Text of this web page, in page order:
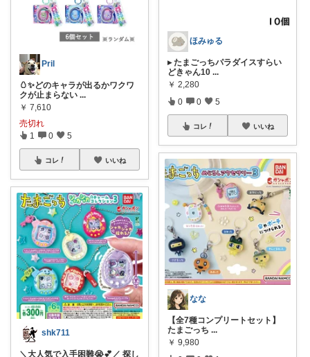
Pril
🥚✨どのキャラが出るかワクワ
クが止まらない ...
￥ 7,610
売切れ
1 0 5
コレ いいね
shk711
＼大人気で入手困難😭💕／ 探し
ほみゅる
▸ たまごっちパラダイスすらい
どきゃん10 ...
￥ 2,280
0 0 5
コレ いいね
なな
【全7種コンプリートセット】
たまごっち ...
￥ 9,980